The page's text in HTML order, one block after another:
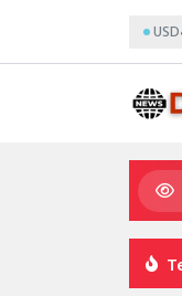
USD
Osmangazi’de